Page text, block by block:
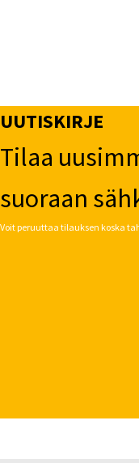
UUTISKIRJE
Tilaa
suoraan
Voit peruuttaa tilauksen koska